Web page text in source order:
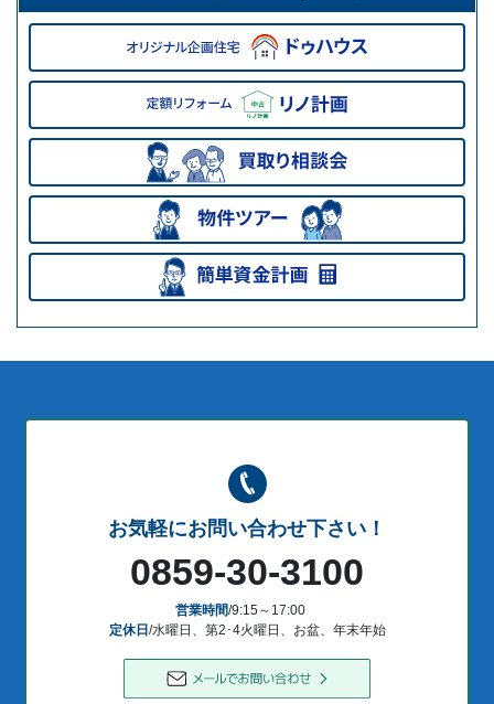
お気軽にお問い合わせ下さい！
0859-30-3100
営業時間/9:15～17:00
定休日 /水曜日、第2･4火曜日、お盆、年末年始